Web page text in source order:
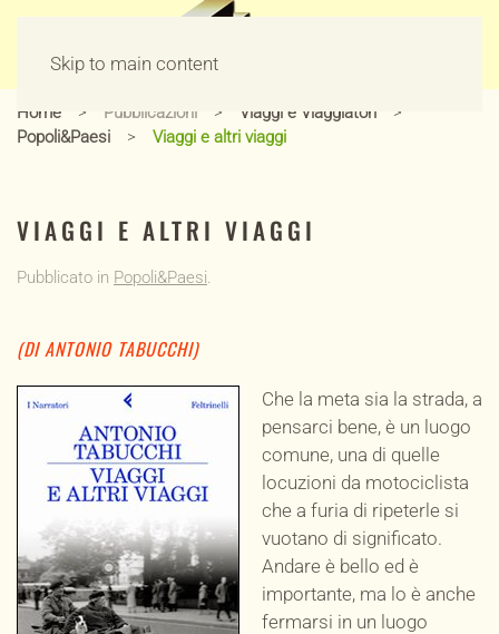
Skip to main content
Home Pubblicazioni
Viaggi e Viaggiatori
Popoli&Paesi
Viaggi e altri viaggi
VIAGGI E ALTRI VIAGGI
Pubblicato in Popoli&Paesi.
(DI ANTONIO TABUCCHI)
Che la meta sia la strada, a
pensarci bene, è un luogo
comune, una di quelle
locuzioni da motociclista
che a furia di ripeterle si
vuotano di significato.
Andare è bello ed è
importante, ma lo è anche
fermarsi in un luogo